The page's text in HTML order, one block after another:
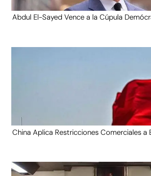
Abdul El-Sayed Vence a la Cúpula
China Aplica Restricciones Comerciales a